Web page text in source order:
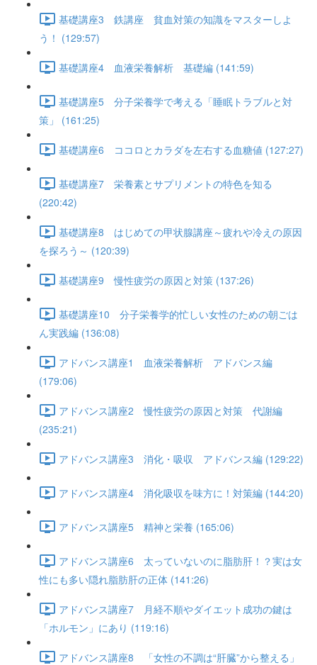
基礎講座3 鉄講座 貧血対策の知識をマスターしよ
う！ (129:57)
基礎講座4 血液栄養解析 基礎編 (141:59)
基礎講座5 分子栄養学で考える「睡眠トラブルと対
策」 (161:25)
基礎講座6 ココロとカラダを左右する血糖値 (127:27)
基礎講座7 栄養素とサプリメントの特色を知る
(220:42)
基礎講座8 はじめての甲状腺講座～疲れや冷えの原因
を探ろう～ (120:39)
基礎講座9 慢性疲労の原因と対策 (137:26)
基礎講座10 分子栄養学的忙しい女性のための朝ごは
ん実践編 (136:08)
アドバンス講座1 血液栄養解析 アドバンス編
(179:06)
アドバンス講座2 慢性疲労の原因と対策 代謝編
(235:21)
アドバンス講座3 消化・吸収 アドバンス編 (129:22)
アドバンス講座4 消化吸収を味方に！対策編 (144:20)
アドバンス講座5 精神と栄養 (165:06)
アドバンス講座6 太っていないのに脂肪肝！？実は女
性にも多い隠れ脂肪肝の正体 (141:26)
アドバンス講座7 月経不順やダイエット成功の鍵は
「ホルモン」にあり (119:16)
アドバンス講座8 「女性の不調は“肝臓”から整える」